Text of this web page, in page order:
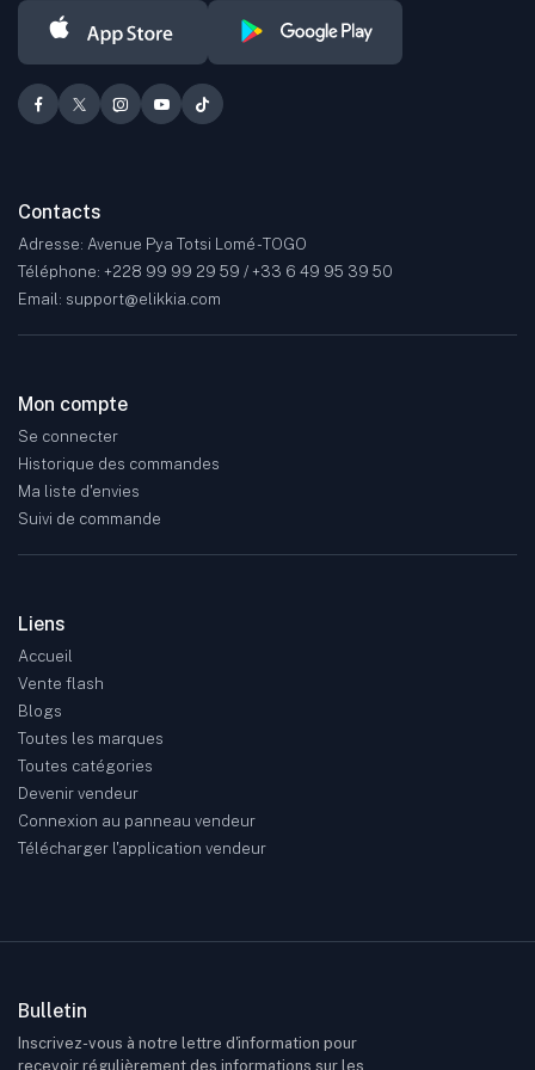
Contacts
Adresse: Avenue Pya Totsi Lomé - TOGO
Téléphone: +228 99 99 29 59 / +33 6 49 95 39 50
Email: support@elikkia.com
Mon compte
Se connecter
Historique des commandes
Ma liste d'envies
Suivi de commande
Liens
Accueil
Vente flash
Blogs
Toutes les marques
Toutes catégories
Devenir vendeur
Connexion au panneau vendeur
Télécharger l'application vendeur
Bulletin
Inscrivez-vous à notre lettre d'information pour
recevoir régulièrement des informations sur les